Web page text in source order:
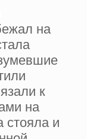
на
к
на
стояла и